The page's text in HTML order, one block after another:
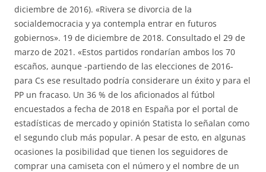
diciembre de 2016). «Rivera se divorcia de la
socialdemocracia y ya contempla entrar en futuros
gobiernos». 19 de diciembre de 2018. Consultado el 29 de
marzo de 2021. «Estos partidos rondarían ambos los 70
escaños, aunque -partiendo de las elecciones de 2016-
para Cs ese resultado podría considerare un éxito y para el
PP un fracaso. Un 36 % de los aficionados al fútbol
encuestados a fecha de 2018 en España por el portal de
estadísticas de mercado y opinión Statista lo señalan como
el segundo club más popular. A pesar de esto, en algunas
ocasiones la posibilidad que tienen los seguidores de
comprar una camiseta con el número y el nombre de un